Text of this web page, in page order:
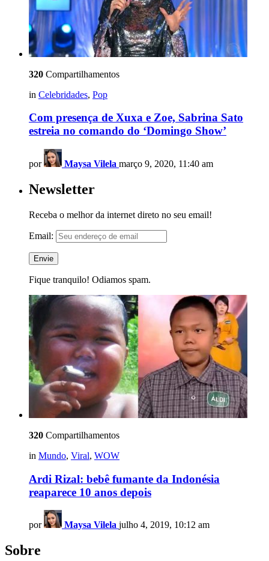
320 Compartilhamentos
in Celebridades, Pop
Com presença de Xuxa e Zoe, Sabrina Sato
estreia no comando do ‘Domingo Show’
por Maysa Vilela março 9, 2020, 11:40 am
Newsletter
Receba o melhor da internet direto no seu email!
Email:
Fique tranquilo! Odiamos spam.
320 Compartilhamentos
in Mundo, Viral, WOW
Ardi Rizal: bebê fumante da Indonésia
reaparece 10 anos depois
por Maysa Vilela julho 4, 2019, 10:12 am
Sobre